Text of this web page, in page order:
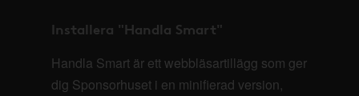
Installera "Handla Smart"
Handla Smart är ett webbläsartillägg som ger
dig Sponsorhuset i en minifierad version,